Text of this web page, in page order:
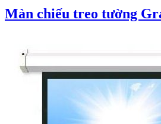
Màn chiếu treo tường